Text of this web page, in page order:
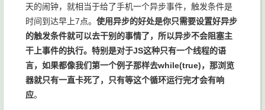
天的闹钟，就相当于给了手机一个异步事件，触发条件是
时间到达早上7点。 使用异步的好处是你只需要设置好异步
的触发条件就可以去干别的事情了，所以异步不会阻塞主
干上事件的执行。特别是对于JS这种只有一个线程的语
言，如果都像我们第一个例子那样去while(true)，那浏览
器就只有一直卡死了，只有等这个循环运行完才会有响
应。